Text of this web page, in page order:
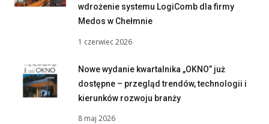
wdrożenie systemu LogiComb dla firmy
Medos w Chełmnie
1 czerwiec 2026
Nowe wydanie kwartalnika „OKNO” już
dostępne – przegląd trendów, technologii i
kierunków rozwoju branży
8 maj 2026